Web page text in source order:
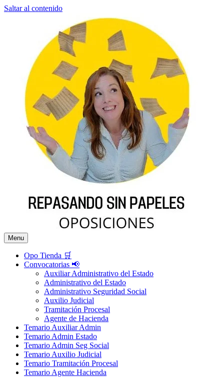
Saltar al contenido
Menu
Opo Tienda 🛒
Convocatorias 📢
Auxiliar Administrativo del Estado
Administrativo del Estado
Administrativo Seguridad Social
Auxilio Judicial
Tramitación Procesal
Agente de Hacienda
Temario Auxiliar Admin
Temario Admin Estado
Temario Admin Seg Social
Temario Auxilio Judicial
Temario Tramitación Procesal
Temario Agente Hacienda